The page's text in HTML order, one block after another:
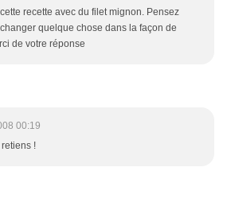
recette avec du filet mignon. Pensez
quelque chose dans la façon de
de votre réponse
00:19
!